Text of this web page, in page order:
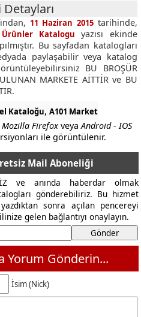
11 Haziran 2015tarihinde,
Katalogu yazısı ekinde
Bu sayfadan katalogları
paylaşabilir veya katalog
BU BROŞÜR
MARKETE AİTTİR ve BU
Kataloğu, A101 Market
Mozilla Firefox veyaAndroid - IOS
ile görüntülenir.
Mail Aboneliği
ve anında haberdar olmak
gönderebiliriz. Bu hizmet
sonra açılan pencereyi
gelen bağlantıyı onaylayın.
Yorum Gönderin...
İsim (Nick)